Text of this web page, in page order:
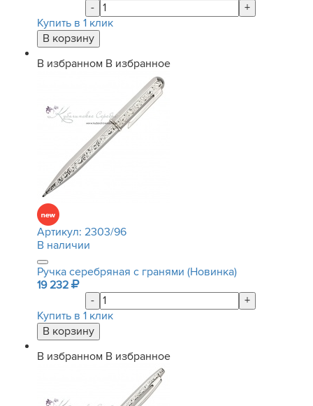
-
+
Купить в 1 клик
В избранном В избранное
Артикул: 2303/96
В наличии
Ручка серебряная с гранями (Новинка)
19 232
-
+
Купить в 1 клик
В избранном В избранное